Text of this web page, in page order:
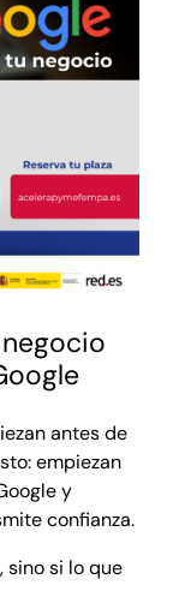
antes de
empiezan
y
confianza.
sino si lo que